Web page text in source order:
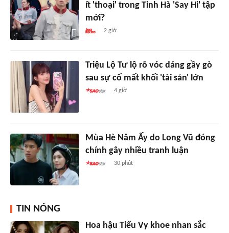
ít 'thoại' trong Tinh Hà 'Say Hi' tập
mới?
2 giờ
Triệu Lộ Tư lộ rõ vóc dáng gầy gò
sau sự cố mất khối 'tài sản' lớn
4 giờ
Mùa Hè Năm Ấy do Long Vũ đóng
chính gây nhiều tranh luận
30 phút
TIN NÓNG
Hoa hậu Tiểu Vy khoe nhan sắc